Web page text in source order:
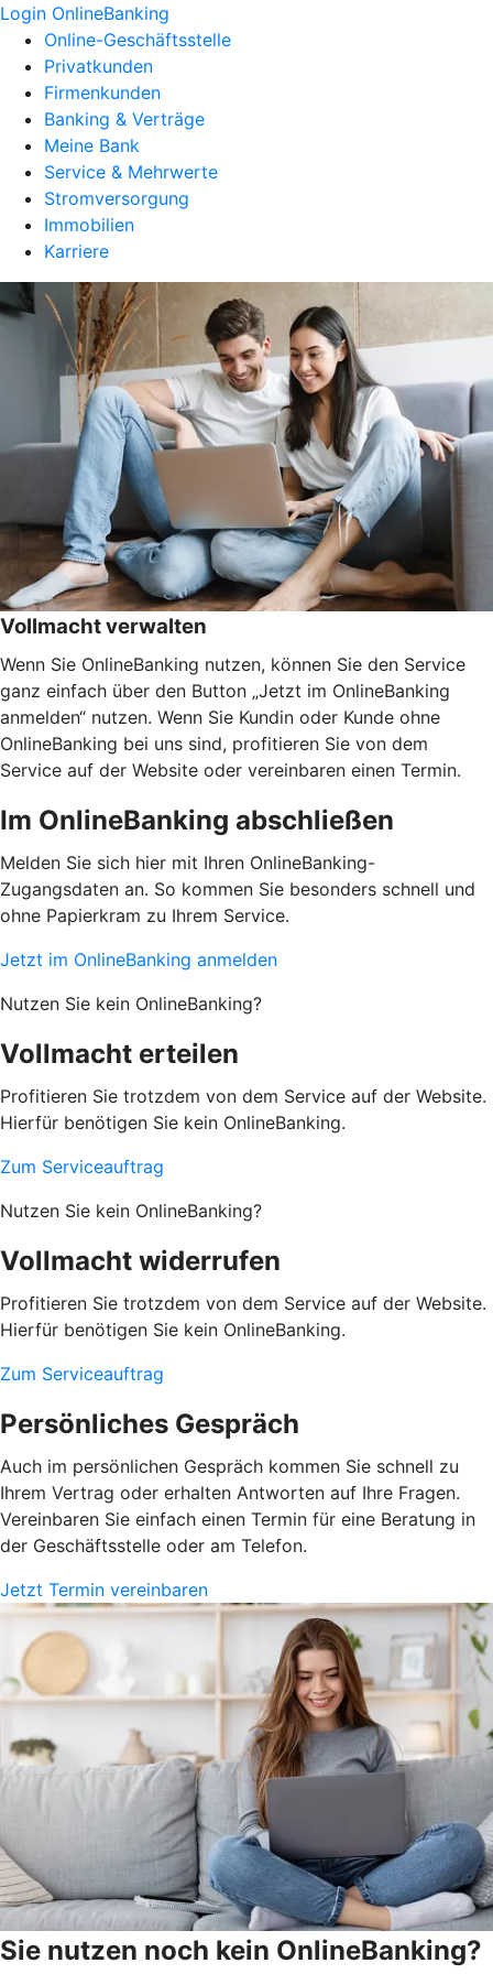
Login OnlineBanking
Online-Geschäftsstelle
Privatkunden
Firmenkunden
Banking & Verträge
Meine Bank
Service & Mehrwerte
Stromversorgung
Immobilien
Karriere
Vollmacht verwalten
Wenn Sie OnlineBanking nutzen, können Sie den Service
ganz einfach über den Button „Jetzt im OnlineBanking
anmelden“ nutzen. Wenn Sie Kundin oder Kunde ohne
OnlineBanking bei uns sind, profitieren Sie von dem
Service auf der Website oder vereinbaren einen Termin.
Im OnlineBanking abschließen
Melden Sie sich hier mit Ihren OnlineBanking-
Zugangsdaten an. So kommen Sie besonders schnell und
ohne Papierkram zu Ihrem Service.
Jetzt im OnlineBanking anmelden
Nutzen Sie kein OnlineBanking?
Vollmacht erteilen
Profitieren Sie trotzdem von dem Service auf der Website.
Hierfür benötigen Sie kein OnlineBanking.
Zum Serviceauftrag
Nutzen Sie kein OnlineBanking?
Vollmacht widerrufen
Profitieren Sie trotzdem von dem Service auf der Website.
Hierfür benötigen Sie kein OnlineBanking.
Zum Serviceauftrag
Persönliches Gespräch
Auch im persönlichen Gespräch kommen Sie schnell zu
Ihrem Vertrag oder erhalten Antworten auf Ihre Fragen.
Vereinbaren Sie einfach einen Termin für eine Beratung in
der Geschäftsstelle oder am Telefon.
Jetzt Termin vereinbaren
Sie nutzen noch kein OnlineBanking?